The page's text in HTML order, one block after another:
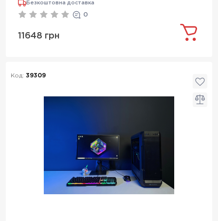
Безкоштовна доставка
0
11648 грн
Код: 39309